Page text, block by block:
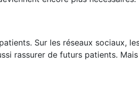
Sur les réseaux sociaux, les
rassurer de futurs patients. Mais